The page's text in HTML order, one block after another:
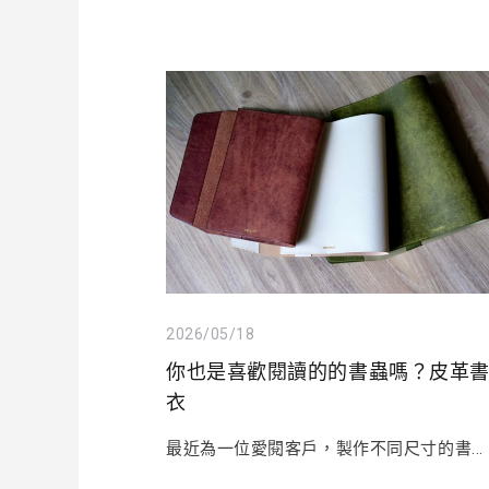
2026/05/18
你也是喜歡閱讀的的書蟲嗎？皮革書
衣
最近為一位愛閱客戶，製作不同尺寸的書...